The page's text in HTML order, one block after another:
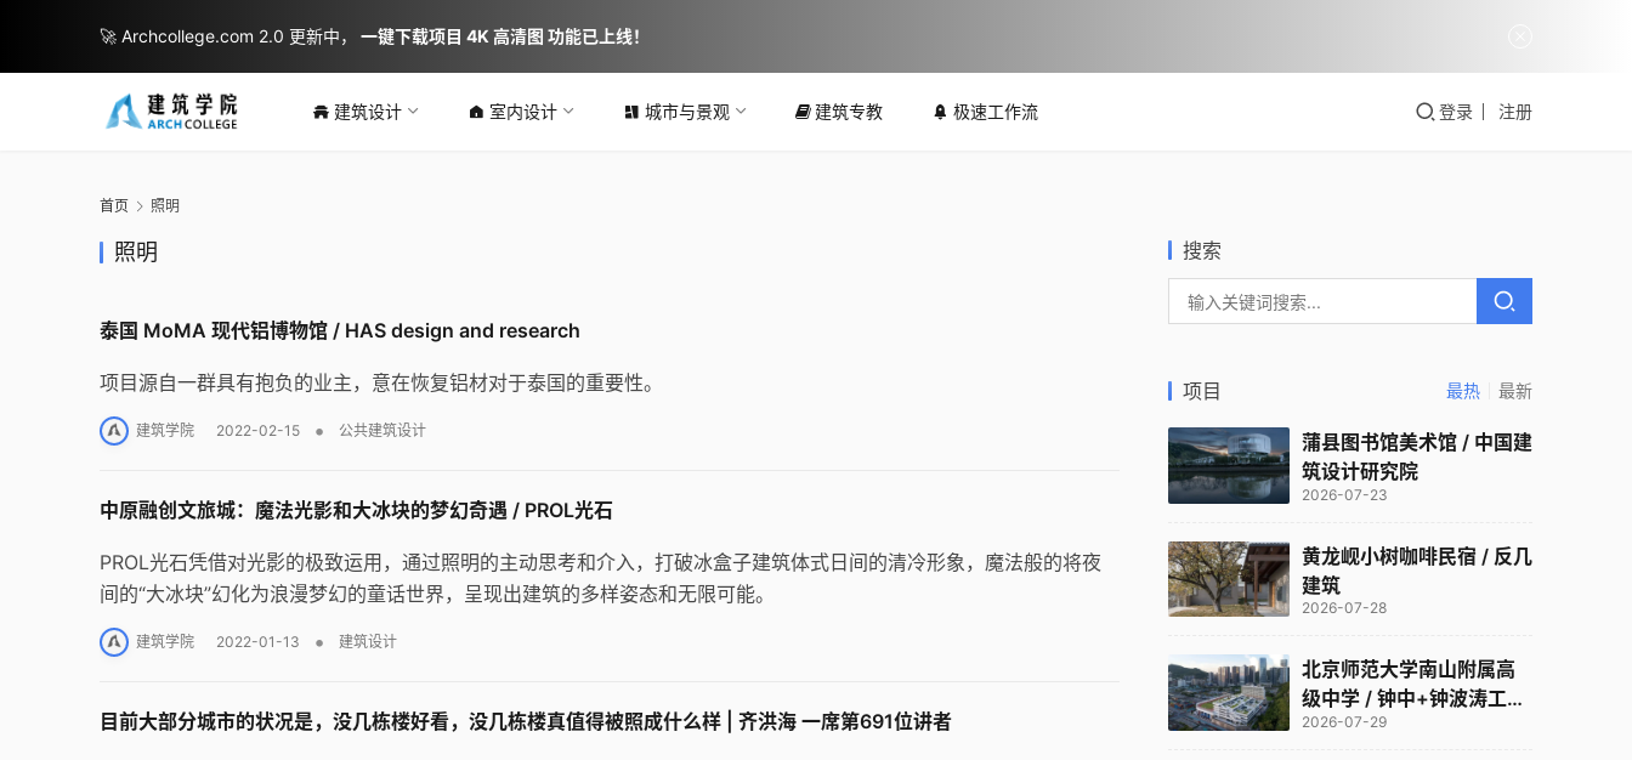
建筑设计 室内设计 城市与景观 建筑专教 极速工作流 登录 注册
首页 照明
照明
泰国 MoMA 现代铝博物馆 / HAS design and research
项目源自一群具有抱负的业主，意在恢复铝材对于泰国的重要性。
建筑学院 2022-02-15 • 公共建筑设计
中原融创文旅城：魔法光影和大冰块的梦幻奇遇 / PROL光石
PROL光石凭借对光影的极致运用，通过照明的主动思考和介入，打破冰盒子建筑体式日间的清冷形象，魔法般的将夜
间的“大冰块”幻化为浪漫梦幻的童话世界，呈现出建筑的多样姿态和无限可能。
建筑学院 2022-01-13 • 建筑设计
目前大部分城市的状况是，没几栋楼好看，没几栋楼真值得被照成什么样 | 齐洪海 一席第691位讲者
搜索
项目 最热 最新
蒲县图书馆美术馆 / 中国建
筑设计研究院
2026-07-23
黄龙岘小树咖啡民宿 / 反几
建筑
2026-07-28
北京师范大学南山附属高
级中学 / 钟中+钟波涛工作
室
2026-07-29
🚀 Archcollege.com 2.0 更新中， 一键下载项目 4K 高清图 功能已上线！